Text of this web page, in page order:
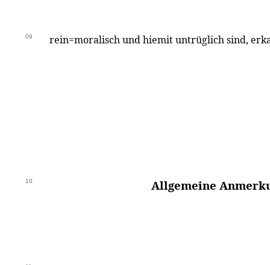
09 rein=moralisch und hiemit untrüglich sind,
10 Allgemeine